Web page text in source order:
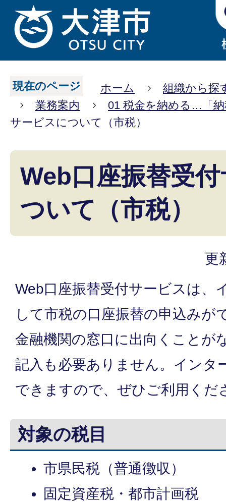
現在のページ ホーム
組織から探
業務案内
01 税金を納める…「
サービスについて（市税）
Web口座振替受
ついて（市税）
更
Web口座振替受付サービスは、
して市税の口座振替の申込みが
金融機関の窓口に出向くことが
記入も必要ありません。インタ
できますので、ぜひご利用くだ
対象の税目
市県民税（普通徴収）
固定資産税・都市計画税